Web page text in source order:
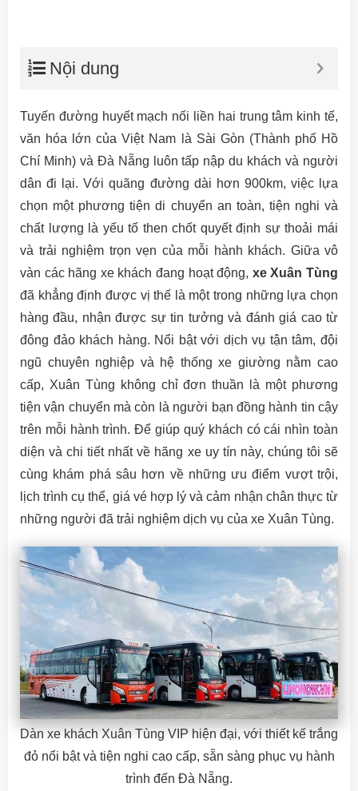
Nội dung
Tuyến đường huyết mạch nối liền hai trung tâm kinh tế,
văn hóa lớn của Việt Nam là Sài Gòn (Thành phố Hồ
Chí Minh) và Đà Nẵng luôn tấp nập du khách và người
dân đi lại. Với quãng đường dài hơn 900km, việc lựa
chọn một phương tiện di chuyển an toàn, tiện nghi và
chất lượng là yếu tố then chốt quyết định sự thoải mái
và trải nghiệm trọn vẹn của mỗi hành khách. Giữa vô
vàn các hãng xe khách đang hoạt động, xe Xuân Tùng
đã khẳng định được vị thế là một trong những lựa chọn
hàng đầu, nhận được sự tin tưởng và đánh giá cao từ
đông đảo khách hàng. Nổi bật với dịch vụ tận tâm, đội
ngũ chuyên nghiệp và hệ thống xe giường nằm cao
cấp, Xuân Tùng không chỉ đơn thuần là một phương
tiện vận chuyển mà còn là người bạn đồng hành tin cậy
trên mỗi hành trình. Để giúp quý khách có cái nhìn toàn
diện và chi tiết nhất về hãng xe uy tín này, chúng tôi sẽ
cùng khám phá sâu hơn về những ưu điểm vượt trội,
lịch trình cụ thể, giá vé hợp lý và cảm nhận chân thực từ
những người đã trải nghiệm dịch vụ của xe Xuân Tùng.
Dàn xe khách Xuân Tùng VIP hiện đại, với thiết kế trắng
đỏ nổi bật và tiện nghi cao cấp, sẵn sàng phục vụ hành
trình đến Đà Nẵng.